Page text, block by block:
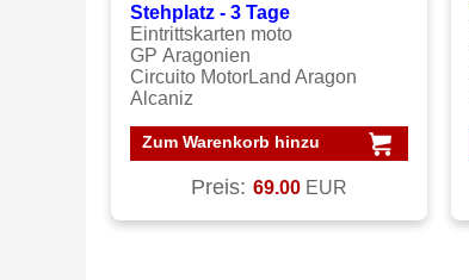
Stehplatz - 3 Tage
Eintrittskarten moto
GP Aragonien
Circuito MotorLand Aragon
Alcaniz
Zum Warenkorb hinzu
Preis: 69.00 EUR